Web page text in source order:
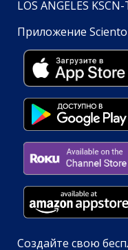
LOS ANGELES
Приложение
Создайте свою